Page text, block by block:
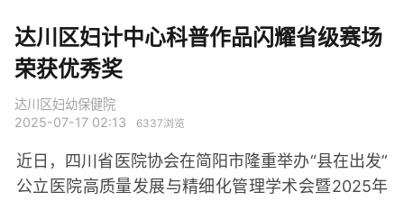
达川区妇计中心科普作品闪耀省级赛场
荣获优秀奖
达川区妇幼保健院
2025-07-17 02:13
6337浏览
近日，四川省医院协会在简阳市隆重举办“县在出发”
公立医院高质量发展与精细化管理学术会暨2025年